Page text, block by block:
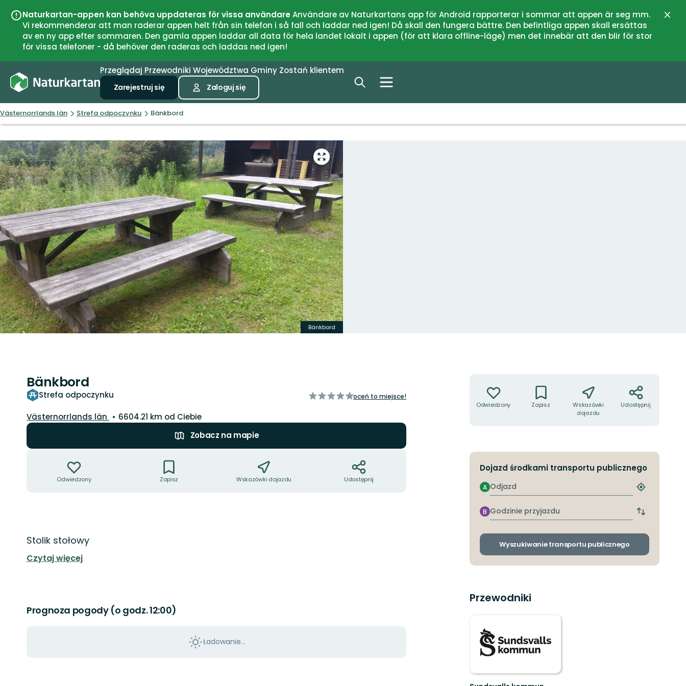
Naturkartan-appen kan behöva uppdateras för vissa användareAnvändare av Naturkartans app för Android rapporterar i sommar att appen är seg mm.
Vi rekommenderar att man raderar appen helt från sin telefon i så fall och laddar ned igen! Då skall den fungera bättre. Den befintliga appen skall ersättas
av en ny app efter sommaren. Den gamla appen laddar all data för hela landet lokalt i appen (för att klara offline-läge) men det innebär att den blir för stor
för vissa telefoner - då behöver den raderas och laddas ned igen!
Przeglądaj Przewodniki Województwa Gminy Zostań klientem
Zarejestruj się Zaloguj się
Västernorrlands län Strefa odpoczynku Bänkbord
Przejdź
do
trybu
pełnoekranowego
Bänkbord
Bänkbord
Strefa odpoczynku
z
oceń to miejsce!
Województwo:
Västernorrlands län
6604.21 km od Ciebie
Zobacz na mapie
Odwiedzony Zapisz Wskazówki dojazdu Udostępnij
Opis
Stolik stołowy
Czytaj więcej
Prognoza pogody (o godz. 12:00)
Ładowanie...
Odwiedzony Zapisz
Wskazówki
dojazdu
Udostępnij
Dojazd środkami transportu publicznego
Odjazd
A
Znajdź
przystanek
Godzinie
przyjazdu
B
Zmiana
odjazdu
przyjazdu
Wyszukiwanie transportu publicznego
Przewodniki